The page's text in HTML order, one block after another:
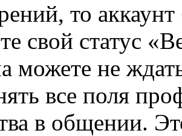
то
свой статус
можете не
все поля
в общении.